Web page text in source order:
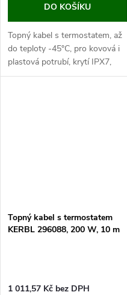
DO KOŠÍKU
Topný kabel s termostatem, až
do teploty -45°C, pro kovová i
plastová potrubí, krytí IPX7,
topný kabel 49m, napájecí kabel
Topný kabel s termostatem
KERBL 296088, 200 W, 10 m
1 011,57 Kč bez DPH